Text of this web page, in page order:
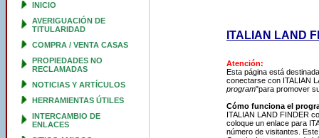
INICIO
AVERIGUACIÓN DE
TITULARIDAD
COMPRA / VENTA CASAS
PROPIEDADES NO
RECLAMADAS
NOTICIAS Y ARTÍCULOS
HERRAMIENTAS ÚTILES
INTERCAMBIO DE
ENLACES
ITALIAN LAND
Atención:
Esta página está
conectarse con ITALIAN
program"para promover
Cómo funciona el
ITALIAN LAND FINDER
coloque un enlace para
número de visitantes.